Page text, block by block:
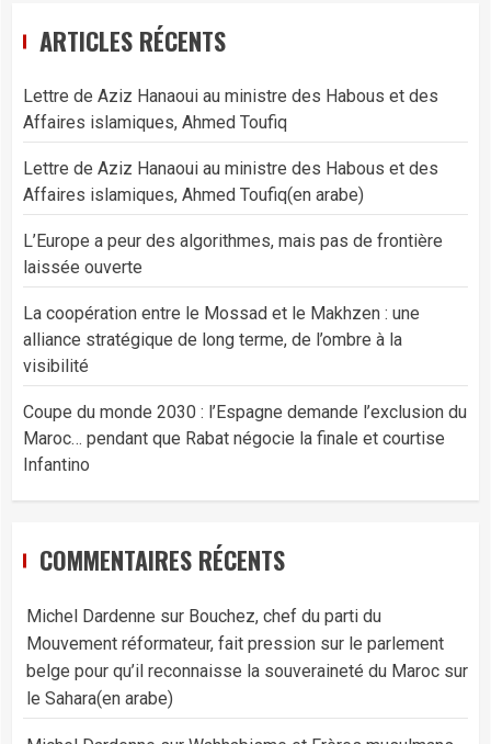
ARTICLES RÉCENTS
Lettre de Aziz Hanaoui au ministre des Habous et des
Affaires islamiques, Ahmed Toufiq
Lettre de Aziz Hanaoui au ministre des Habous et des
Affaires islamiques, Ahmed Toufiq(en arabe)
L’Europe a peur des algorithmes, mais pas de frontière
laissée ouverte
La coopération entre le Mossad et le Makhzen : une
alliance stratégique de long terme, de l’ombre à la
visibilité
Coupe du monde 2030 : l’Espagne demande l’exclusion du
Maroc… pendant que Rabat négocie la finale et courtise
Infantino
COMMENTAIRES RÉCENTS
Michel Dardenne sur Bouchez, chef du parti du
Mouvement réformateur, fait pression sur le parlement
belge pour qu’il reconnaisse la souveraineté du Maroc sur
le Sahara(en arabe)